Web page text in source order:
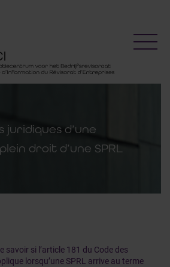
juridiques d’une
droit d’une SPRL
savoir si l’article 181 du Code des
lorsqu’une SPRL arrive au terme